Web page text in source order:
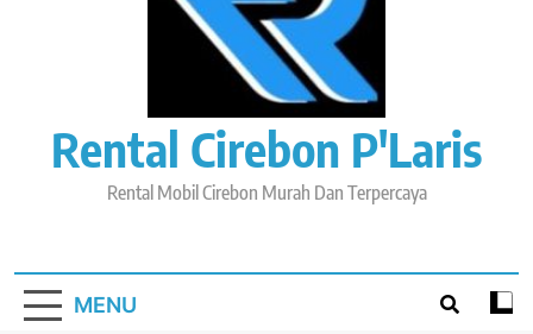
Rental Cirebon P'Laris
Rental Mobil Cirebon Murah Dan Terpercaya
MENU